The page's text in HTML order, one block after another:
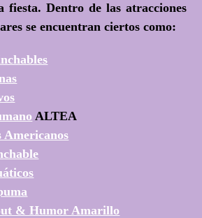
fiesta. Dentro de las atracciones
se encuentran ciertos como:
ALTEA
Americanos
& Humor Amarillo